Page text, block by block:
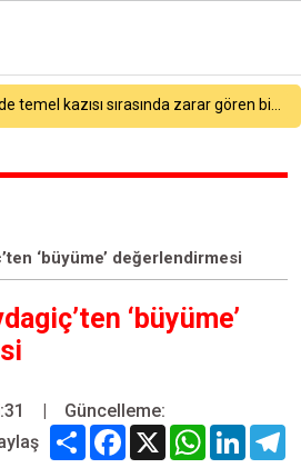
çarpışan motosikletli ağır yaralandı
‘büyüme’ değerlendirmesi
‘büyüme’
|
Güncelleme:
Share Facebook
X WhatsApp